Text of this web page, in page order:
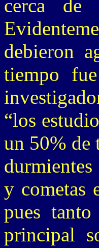
cerca de
debieron
tiempo
“los
un 50% de
y cometas
pues
principal